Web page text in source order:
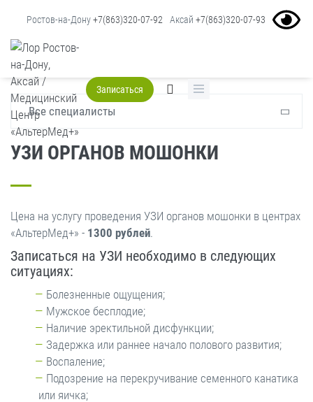
Ростов-на-Дону+7(863)320-07-92 Аксай +7(863)320-07-93
Записаться
Главная
Все специалисты
УЗИ ОРГАНОВ МОШОНКИ
Цена на услугу проведения УЗИ органов мошонки в центрах
«АльтерМед+» - 1300 рублей.
Записаться на УЗИ необходимо в следующих
ситуациях:
Болезненные ощущения;
Мужское бесплодие;
Наличие эректильной дисфункции;
Задержка или раннее начало полового развития;
Воспаление;
Подозрение на перекручивание семенного канатика
или яичка;